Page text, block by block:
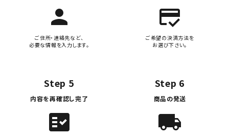
person
ご住所・連絡先など、
必要な情報を入力します。
credit_score
ご希望の決済方法を
お選び下さい。
Step 5
内容を再確認し完了
fact_check
Step 6
商品の発送
local_shipping